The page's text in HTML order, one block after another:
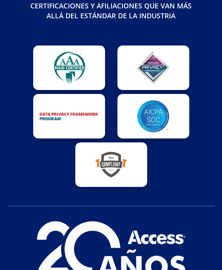
CERTIFICACIONES Y AFILIACIONES QUE VAN MÁS
ALLÁ DEL ESTÁNDAR DE LA INDUSTRIA